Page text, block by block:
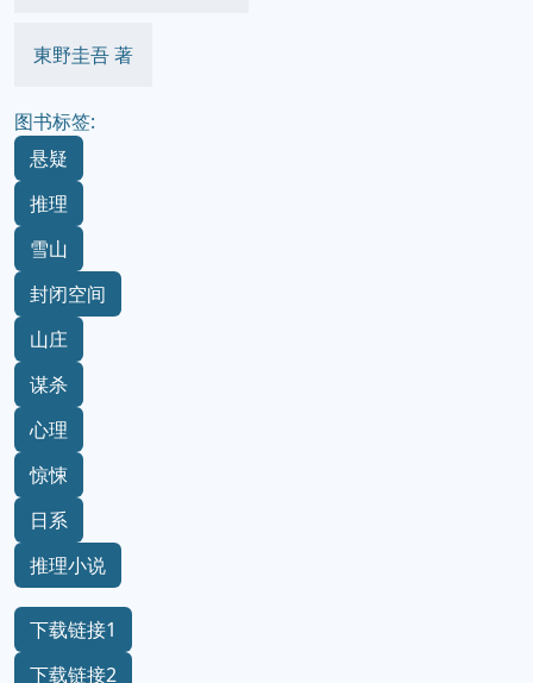
東野圭吾 著
图书标签:
悬疑
推理
雪山
封闭空间
山庄
谋杀
心理
惊悚
日系
推理小说
下载链接1
下载链接2